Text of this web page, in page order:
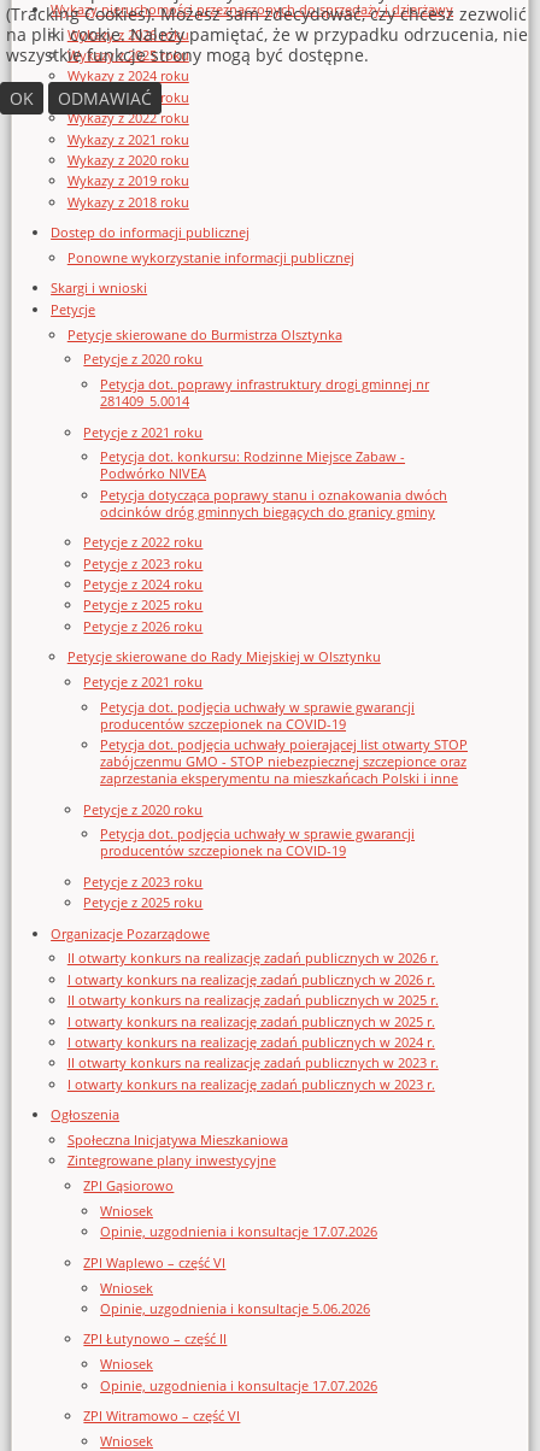
Wykazy nieruchomości przeznaczonych do sprzedaży i dzierżawy
Wykazy z 2026 roku
Wykazy z 2025 roku
Wykazy z 2024 roku
Wykazy z 2023 roku
Wykazy z 2022 roku
Wykazy z 2021 roku
Wykazy z 2020 roku
Wykazy z 2019 roku
Wykazy z 2018 roku
Dostęp do informacji publicznej
Ponowne wykorzystanie informacji publicznej
Skargi i wnioski
Petycje
Petycje skierowane do Burmistrza Olsztynka
Petycje z 2020 roku
Petycja dot. poprawy infrastruktury drogi gminnej nr
281409_5.0014
Petycje z 2021 roku
Petycja dot. konkursu: Rodzinne Miejsce Zabaw -
Podwórko NIVEA
Petycja dotycząca poprawy stanu i oznakowania dwóch
odcinków dróg gminnych biegących do granicy gminy
Petycje z 2022 roku
Petycje z 2023 roku
Petycje z 2024 roku
Petycje z 2025 roku
Petycje z 2026 roku
Petycje skierowane do Rady Miejskiej w Olsztynku
Petycje z 2021 roku
Petycja dot. podjęcia uchwały w sprawie gwarancji
producentów szczepionek na COVID-19
Petycja dot. podjęcia uchwały poierającej list otwarty STOP
zabójczenmu GMO - STOP niebezpiecznej szczepionce oraz
zaprzestania eksperymentu na mieszkańcach Polski i inne
Petycje z 2020 roku
Petycja dot. podjęcia uchwały w sprawie gwarancji
producentów szczepionek na COVID-19
Petycje z 2023 roku
Petycje z 2025 roku
Organizacje Pozarządowe
II otwarty konkurs na realizację zadań publicznych w 2026 r.
I otwarty konkurs na realizację zadań publicznych w 2026 r.
II otwarty konkurs na realizację zadań publicznych w 2025 r.
I otwarty konkurs na realizację zadań publicznych w 2025 r.
I otwarty konkurs na realizację zadań publicznych w 2024 r.
II otwarty konkurs na realizację zadań publicznych w 2023 r.
I otwarty konkurs na realizację zadań publicznych w 2023 r.
Ogłoszenia
Społeczna Inicjatywa Mieszkaniowa
Zintegrowane plany inwestycyjne
ZPI Gąsiorowo
Wniosek
Opinie, uzgodnienia i konsultacje 17.07.2026
ZPI Waplewo – część VI
Wniosek
Opinie, uzgodnienia i konsultacje 5.06.2026
ZPI Łutynowo – część II
Wniosek
Opinie, uzgodnienia i konsultacje 17.07.2026
ZPI Witramowo – część VI
Wniosek
(Tracking Cookies). Możesz sam zdecydować, czy chcesz zezwolić
na pliki cookie. Należy pamiętać, że w przypadku odrzucenia, nie
wszystkie funkcje strony mogą być dostępne.
OK
ODMAWIAĆ